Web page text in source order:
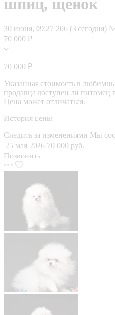
шпиц, щенок
30 июня, 09:27 206 (3 сегодня) №
70 000 ₽
70 000 ₽
Указанная стоимость в
продавца доступен ли питомец
Цена может отличаться.
История цены
Следить за изменениями Мы
25 мая 2026 70 000 руб.
Позвонить